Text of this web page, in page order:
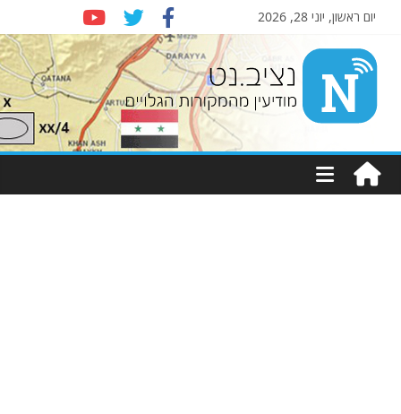
יום ראשון, יוני 28, 2026
Nziv.net
מודיעין
מהמקורות